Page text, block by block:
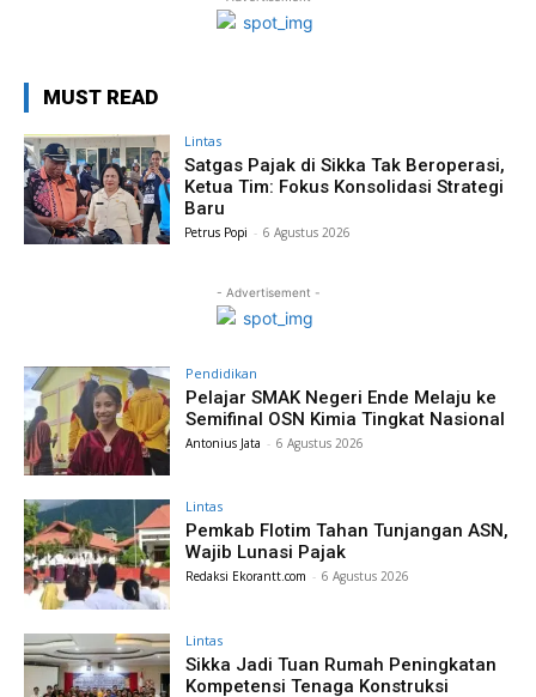
MUST READ
Lintas
Satgas Pajak di Sikka Tak Beroperasi,
Ketua Tim: Fokus Konsolidasi Strategi
Baru
Petrus Popi - 6 Agustus 2026
- Advertisement -
Pendidikan
Pelajar SMAK Negeri Ende Melaju ke
Semifinal OSN Kimia Tingkat Nasional
Antonius Jata - 6 Agustus 2026
Lintas
Pemkab Flotim Tahan Tunjangan ASN,
Wajib Lunasi Pajak
Redaksi Ekorantt.com - 6 Agustus 2026
Lintas
Sikka Jadi Tuan Rumah Peningkatan
Kompetensi Tenaga Konstruksi